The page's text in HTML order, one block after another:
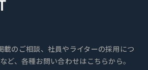
載のご相談、社員やライターの採用につ
ど、各種お問い合わせはこちらから。